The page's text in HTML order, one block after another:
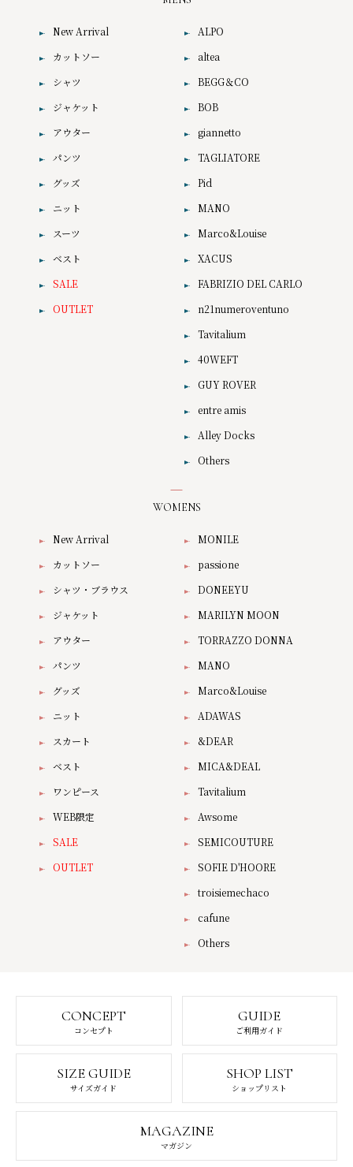
New Arrival
カットソー
シャツ
ジャケット
アウター
パンツ
グッズ
ニット
スーツ
ベスト
SALE
OUTLET
ALPO
altea
BEGG＆CO
BOB
giannetto
TAGLIATORE
Pid
MANO
Marco&Louise
XACUS
FABRIZIO DEL CARLO
n21numeroventuno
Tavitalium
40WEFT
GUY ROVER
entre amis
Alley Docks
Others
WOMENS
New Arrival
カットソー
シャツ・ブラウス
ジャケット
アウター
パンツ
グッズ
ニット
スカート
ベスト
ワンピース
WEB限定
SALE
OUTLET
MONILE
passione
DONEEYU
MARILYN MOON
TORRAZZO DONNA
MANO
Marco&Louise
ADAWAS
&DEAR
MICA&DEAL
Tavitalium
Awsome
SEMICOUTURE
SOFIE D'HOORE
troisiemechaco
cafune
Others
CONCEPT
コンセプト
GUIDE
ご利用ガイド
SIZE GUIDE
サイズガイド
SHOP LIST
ショップリスト
MAGAZINE
マガジン